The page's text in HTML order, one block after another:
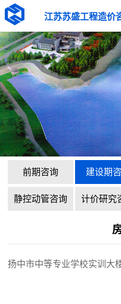
江苏苏盛工程造价
前期咨询 建设期
静控动管咨询 计价研究
扬中市中等专业学校实训大